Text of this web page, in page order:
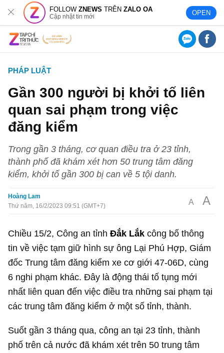
FOLLOWZNEWS TRÊNZALO OA
Cập nhật tin mới OPEN
PHÁP LUẬT
Gần 300 người bị khởi tố liên
quan sai phạm trong việc
đăng kiểm
Trong gần 3 tháng, cơ quan điều tra ở 23 tỉnh,
thành phố đã khám xét hơn 50 trung tâm đăng
kiểm, khởi tố gần 300 bị can về 5 tội danh.
Hoàng Lam
Thứ năm, 16/2/2023 09:51 (GMT+7)
A A
Chiều 15/2, Công an tỉnhĐắk Lắk công bố thông
tin về việc tạm giữ hình sự ông Lại Phú Hợp, Giám
đốc Trung tâm đăng kiểm xe cơ giới 47-06D, cùng
6 nghi phạm khác. Đây là động thái tố tụng mới
nhất liên quan đến việc điều tra những sai phạm tại
các trung tâm đăng kiểm ở một số tỉnh, thành.
Suốt gần 3 tháng qua, công an tại 23 tỉnh, thành
phố trên cả nước đã khám xét trên 50 trung tâm